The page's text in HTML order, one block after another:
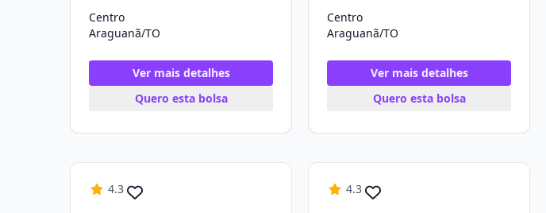
Centro
Araguanã/TO
Ver mais detalhes
Quero esta bolsa
Centro
Araguanã/TO
Ver mais detalhes
Quero esta bolsa
4.3 4.3